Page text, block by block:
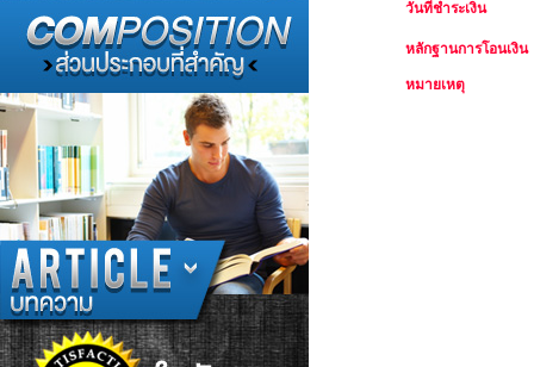
วันที่ชำระเงิน
หลักฐานการโอนเงิน
หมายเหตุ